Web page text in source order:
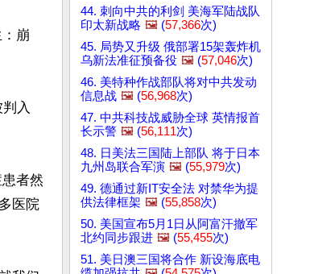
崩
入
者然
医院
44. 刺向中共的利剑 美海军陆战队
印太新战略 🖼️ (57,366次)
45. 局势又升级 俄部署15架轰炸机
乌新法准征预备役 🖼️ (57,046次)
46. 美特种作战部队将对中共发动
信息战 🖼️ (56,968次)
47. 中共科技战威胁全球 英情报首
长示警 🖼️ (56,111次)
48. 日美法三国陆上部队 将于日本
九州岛联合军演 🖼️ (55,979次)
49. 德通过新IT安全法 对禁华为提
供法律框架 🖼️ (55,858次)
50. 美国宣布5月1日从阿富汗撤军
北约同步跟进 🖼️ (55,455次)
51. 美日澳三国将合作 新设海底电